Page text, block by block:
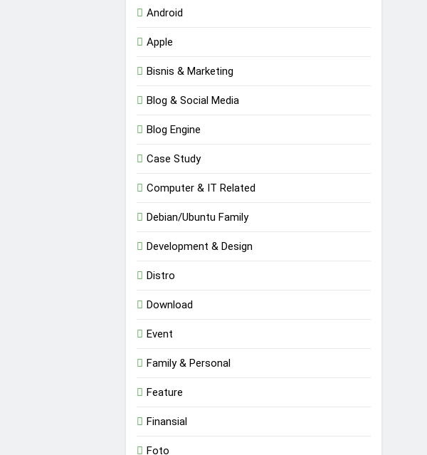
Android
Apple
Bisnis & Marketing
Blog & Social Media
Blog Engine
Case Study
Computer & IT Related
Debian/Ubuntu Family
Development & Design
Distro
Download
Event
Family & Personal
Feature
Finansial
Foto